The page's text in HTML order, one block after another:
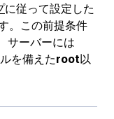
に従って設定した
。この前提条件
サーバーには
を備えたroot以